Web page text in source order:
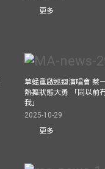
更多
草蜢重啟巡迴演唱會 蔡
熱舞狀態大勇 「同以前
我」
2025-10-29
更多